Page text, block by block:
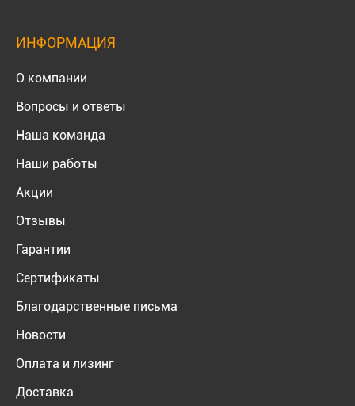
ИНФОРМАЦИЯ
О компании
Вопросы и ответы
Наша команда
Наши работы
Акции
Отзывы
Гарантии
Сертификаты
Благодарственные письма
Новости
Оплата и лизинг
Доставка